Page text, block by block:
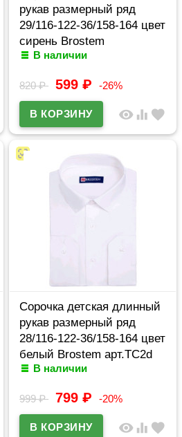
рукав размерный ряд
29/116-122-36/158-164 цвет
сирень Brostem
арт.155d/TC8d
В наличии
820₽ 599₽ -26%
visibility equalizer favorite
Сорочка детская длинный
рукав размерный ряд
28/116-122-36/158-164 цвет
белый Brostem арт.TC2d
В наличии
999₽ 799₽ -20%
visibility equalizer favorite